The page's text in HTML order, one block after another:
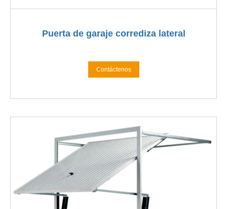
Puerta de garaje corrediza lateral
Contáctenos